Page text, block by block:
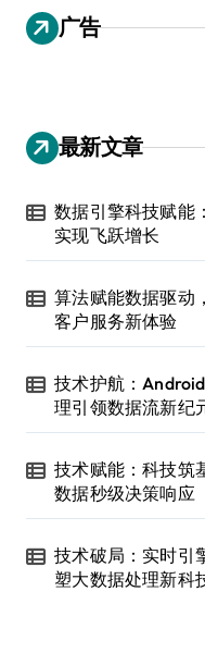
广告
最新文章
数据引擎科技赋能
实现飞跃增长
算法赋能数据驱动
客户服务新体验
技术护航：
理引领数据流新纪
技术赋能：科技筑
数据秒级决策响应
技术破局：实时引
塑大数据处理新科